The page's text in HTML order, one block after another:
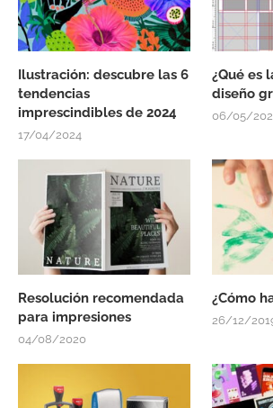
Ilustración: descubre las 6
tendencias
imprescindibles de 2024
17/04/2024
¿Qué es
diseño
06/05/
Resolución recomendada
para impresiones
04/08/2020
¿Cómo
26/12/